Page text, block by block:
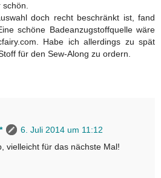
doch recht beschränkt ist, fand
schöne Badeanzugstoffquelle wäre
Habe ich allerdings zu spät
für den Sew-Along zu ordern.
6. Juli 2014 um 11:12
vielleicht für das nächste Mal!